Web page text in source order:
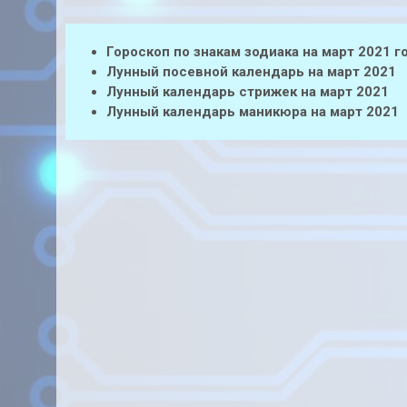
Гороскоп по знакам зодиака на март 2021
Лунный посевной календарь на март 2021
Лунный календарь стрижек на март 2021
Лунный календарь маникюра на март 2021